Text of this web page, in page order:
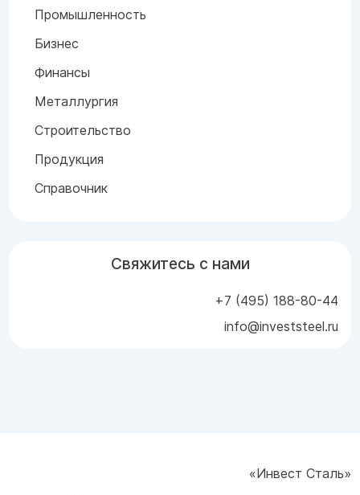
Промышленность
Бизнес
Финансы
Металлургия
Строительство
Продукция
Справочник
Свяжитесь с нами
+7 (495) 188-80-44
info@investsteel.ru
«Инвест Сталь»